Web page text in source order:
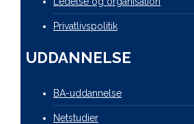
Privatlivspolitik
UDDANNELSE
BA-uddannelse
Netstudier